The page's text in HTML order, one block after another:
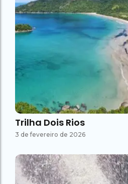
Trilha Dois Rios
3 de fevereiro de 2026